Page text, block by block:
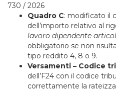
730 / 2026
Quadro C: modificato il
dell’importo relativo al
lavoro dipendente
obbligatorio se non
tipo reddito 4, 8 o 9.
Versamenti – Codice
dell’F24 con il codice
correttamente la